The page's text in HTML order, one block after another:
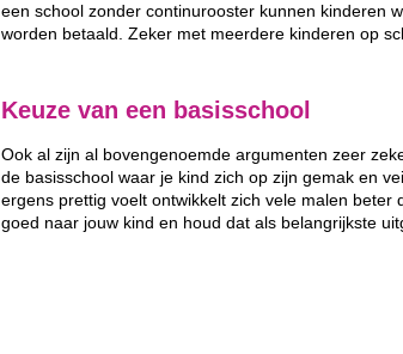
een school zonder continurooster kunnen kinderen
worden betaald. Zeker met meerdere kinderen op
Keuze van een basisschool
Ook al zijn al bovengenoemde argumenten zeer
de basisschool waar je kind zich op zijn gemak en
ergens prettig voelt ontwikkelt zich vele malen
goed naar jouw kind en houd dat als belangrijkste